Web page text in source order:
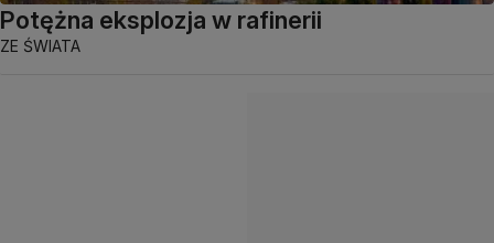
Potężna eksplozja w rafinerii
ZE ŚWIATA